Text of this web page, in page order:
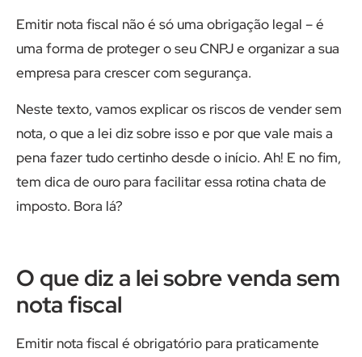
Emitir nota fiscal não é só uma obrigação legal – é
uma forma de proteger o seu CNPJ e organizar a sua
empresa para crescer com segurança.
Neste texto, vamos explicar os riscos de vender sem
nota, o que a lei diz sobre isso e por que vale mais a
pena fazer tudo certinho desde o início. Ah! E no fim,
tem dica de ouro para facilitar essa rotina chata de
imposto. Bora lá?
O que diz a lei sobre venda sem
nota fiscal
Emitir nota fiscal é obrigatório para praticamente